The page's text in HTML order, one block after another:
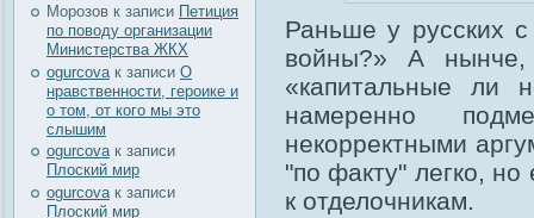
Морозов к записи Петиция
по поводу организации
Министерства ЖКХ
ogurcova к записи О
нравственности, героике и
о том, от кого мы это
слышим
ogurcovaк записи
Плоский мир
ogurcova к записи
Плоский мир
Раньше у русских
войны?» А нынче,
«капитальные ли
намеренно
некорректными
"по факту" легко,
к отделочникам.